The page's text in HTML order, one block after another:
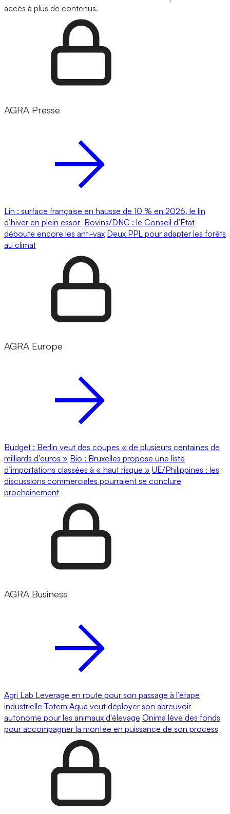
accès à plus de contenus.
AGRA Presse
Lin : surface française en hausse de 10 % en 2026, le lin
d’hiver en plein essor Bovins/DNC : le Conseil d’État
déboute encore les anti-vax Deux PPL pour adapter les forêts
au climat
AGRA Europe
Budget : Berlin veut des coupes « de plusieurs centaines de
milliards d’euros » Bio : Bruxelles propose une liste
d’importations classées à « haut risque » UE/Philippines : les
discussions commerciales pourraient se conclure
prochainement
AGRA Business
Agri Lab Leverage en route pour son passage à l’étape
industrielle Totem Aqua veut déployer son abreuvoir
autonome pour les animaux d'élevage Onima lève des fonds
pour accompagner la montée en puissance de son process